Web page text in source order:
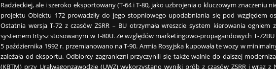
Radzieckiej, ale i szeroko eksportowany (T-64 i T-80, jako uzbrojenia o kluczowym znaczeniu
projektu Obiektu 172 prowadziły do jego stopniowego upodabniania się pod względem
Ostatnia wersja T-72 z czasów ZSRR – BU otrzymała wreszcie system kierowania
systemem Irtysz stosowanym w T-80U. Ze względów marketingowo-propagandowych T-
5 października 1992 r. przemianowano na T-90. Armia Rosyjska kupowała te wozy w
zależała od eksportu. Odbiorcy zagraniczni przyczynili się także walnie do dalszej
(KBTM) przy Urałwagonzawodzie (UWZ) wykorzystano wyniki prób z czasów ZSRR i wraz